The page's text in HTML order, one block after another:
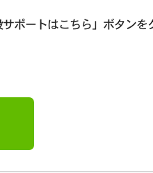
ポートはこちら」ボタンを